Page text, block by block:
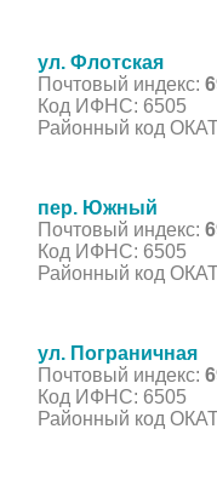
ул. Флотская
Почтовый индекс:
Код ИФНС: 6505
Районный код
пер. Южный
Почтовый индекс:
Код ИФНС: 6505
Районный код
ул. Пограничная
Почтовый индекс:
Код ИФНС: 6505
Районный код